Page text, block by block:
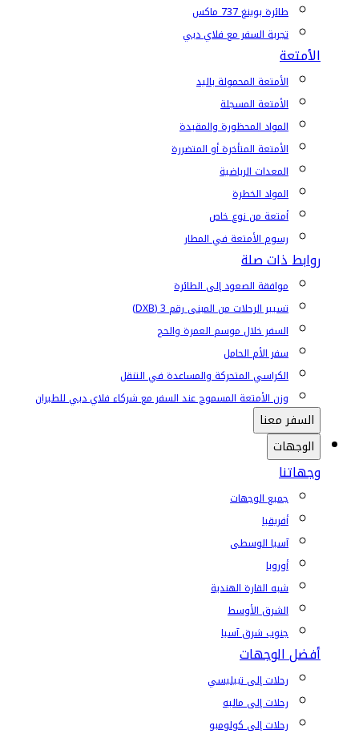
طائرة بوينغ 737 ماكس
تجربة السفر مع فلاي دبي
الأمتعة
الأمتعة المحمولة باليد
الأمتعة المسجلة
المواد المحظورة والمقيدة
الأمتعة المتأخرة أو المتضررة
المعدات الرياضية
المواد الخطرة
أمتعة من نوع خاص
رسوم الأمتعة في المطار
روابط ذات صلة
موافقة الصعود إلى الطائرة
تسيير الرحلات من المبنى رقم 3 (DXB)
السفر خلال موسم العمرة والحج
سفر الأم الحامل
الكراسي المتحركة والمساعدة في التنقل
وزن الأمتعة المسموح عند السفر مع شركاء فلاي دبي للطيران
السفر معنا
الوجهات
وجهاتنا
جميع الوجهات
أفريقيا
آسيا الوسطى
أوروبا
شبه القارة الهندية
الشرق الأوسط
جنوب شرق آسيا
أفضل الوجهات
رحلات إلى تبيليسي
رحلات إلى ماليه
رحلات إلى كولومبو